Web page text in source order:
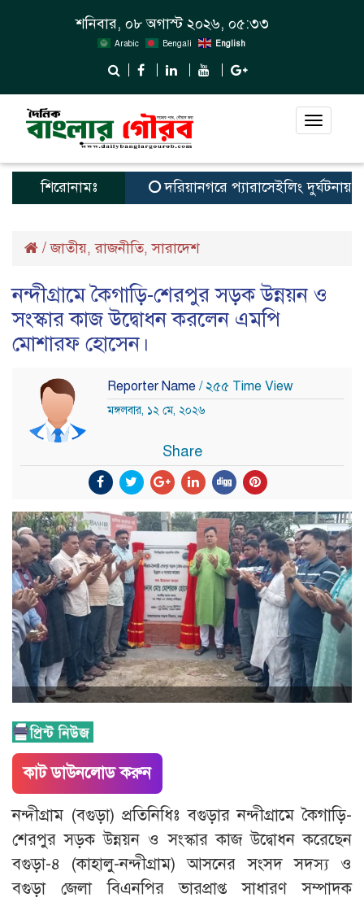
শনিবার, ০৮ অগাস্ট ২০২৬, ০৫:৩৩
Arabic Bengali English
Toggle
শিরোনামঃ দরিয়ানগরে প্যারাসেইলিং দুর্ঘটনায়
/জাতীয়,রাজনীতি,সারাদেশ
নন্দীগ্রামে কৈগাড়ি-শেরপুর সড়ক উন্নয়ন ও
সংস্কার কাজ উদ্বোধন করলেন এমপি
মোশারফ হোসেন।
Reporter Name / ২৫৫ Time View
মঙ্গলবার, ১২ মে, ২০২৬
Share
কাট ডাউনলোড করুন
নন্দীগ্রাম (বগুড়া) প্রতিনিধিঃ বগুড়ার নন্দীগ্রামে কৈগাড়ি-
শেরপুর সড়ক উন্নয়ন ও সংস্কার কাজ উদ্বোধন করেছেন
বগুড়া-৪ (কাহালু-নন্দীগ্রাম) আসনের সংসদ সদস্য ও
বগুড়া জেলা বিএনপির ভারপ্রাপ্ত সাধারণ সম্পাদক